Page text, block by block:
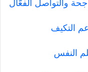
والتواصل الفعّال
التكيف
النفس